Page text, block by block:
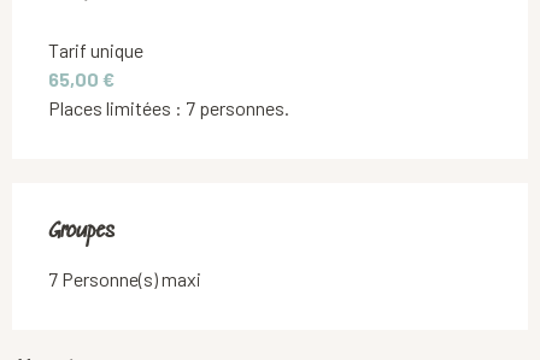
Tarif unique
65,00 €
Places limitées : 7 personnes.
Groupes
Groupes
7 Personne(s) maxi